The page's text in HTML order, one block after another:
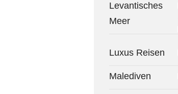
Levantisches
Meer
Luxus Reisen
Malediven